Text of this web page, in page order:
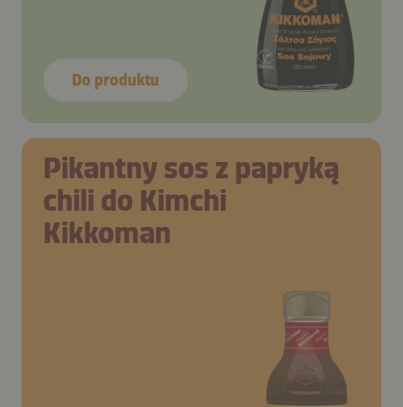
Do produktu
Pikantny sos z papryką
chili do Kimchi
Kikkoman